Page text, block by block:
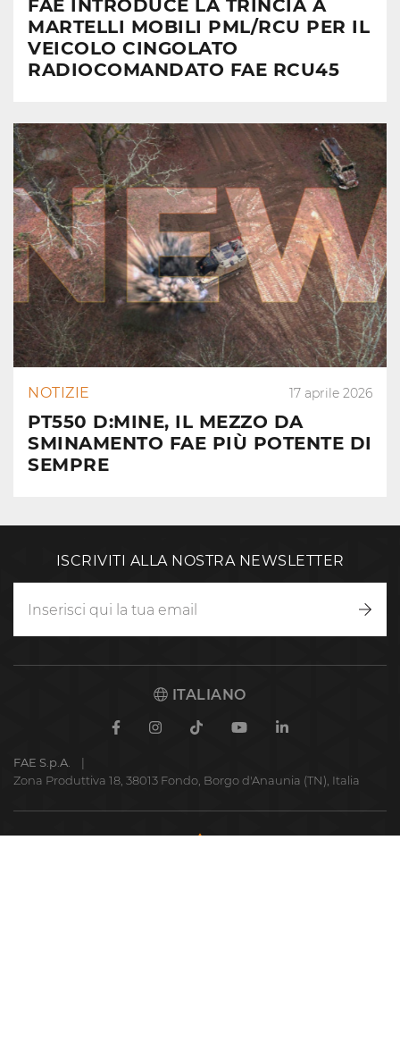
FAE INTRODUCE LA TRINCIA A
MARTELLI MOBILI PML/RCU PER IL
VEICOLO CINGOLATO
RADIOCOMANDATO FAE RCU45
NOTIZIE 17 aprile 2026
PT550 D:MINE, IL MEZZO DA
SMINAMENTO FAE PIÙ POTENTE DI
SEMPRE
ISCRIVITI ALLA NOSTRA NEWSLETTER
ITALIANO
FacebookInstagram
TikTokYoutubeLinkedin
FAE S.p.A.
Zona Produttiva 18, 38013 Fondo, Borgo d'Anaunia (TN), Italia